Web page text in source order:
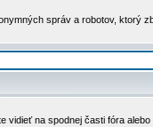
správ a robotov, ktorý
vidieť na spodnej časti fóra alebo